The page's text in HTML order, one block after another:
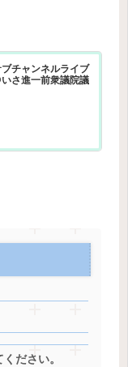
チャンネルライブ
さ進一前衆議院議
ださい。